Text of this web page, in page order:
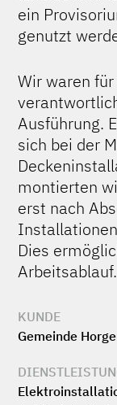
ein
genutzt
Wir waren
Ausführung.
sich bei der
montierten
erst nach
Dies
Arbeitsablauf.
KUNDE
Gemeinde